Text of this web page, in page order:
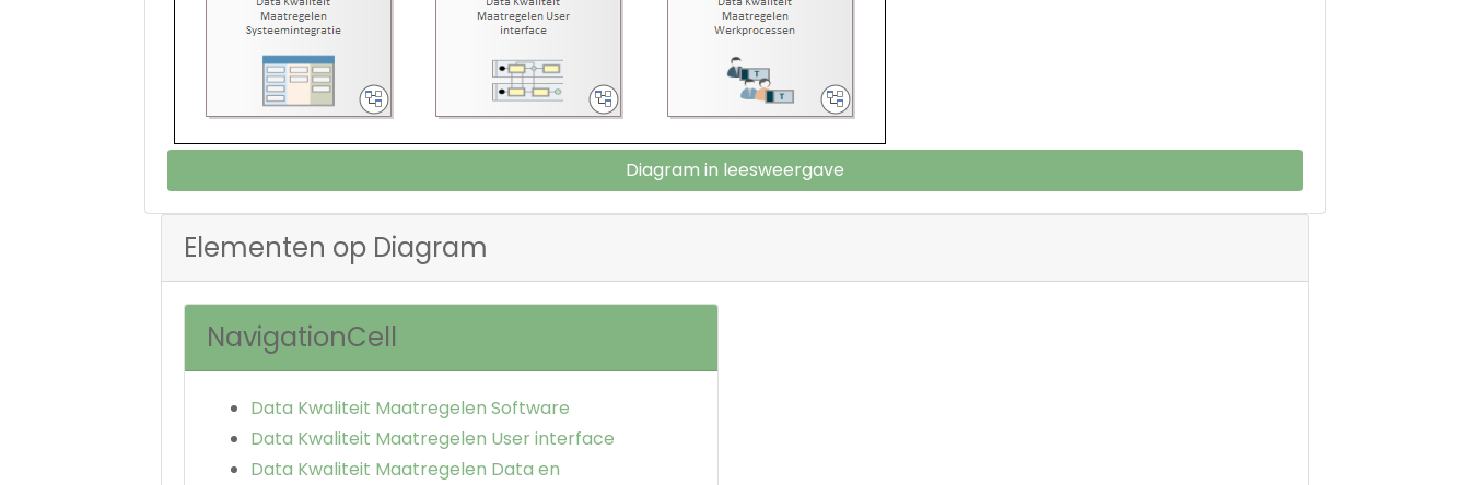
Diagram in leesweergave
Elementen op Diagram
NavigationCell
Data Kwaliteit Maatregelen Software
Data Kwaliteit Maatregelen User interface
Data Kwaliteit Maatregelen Data en